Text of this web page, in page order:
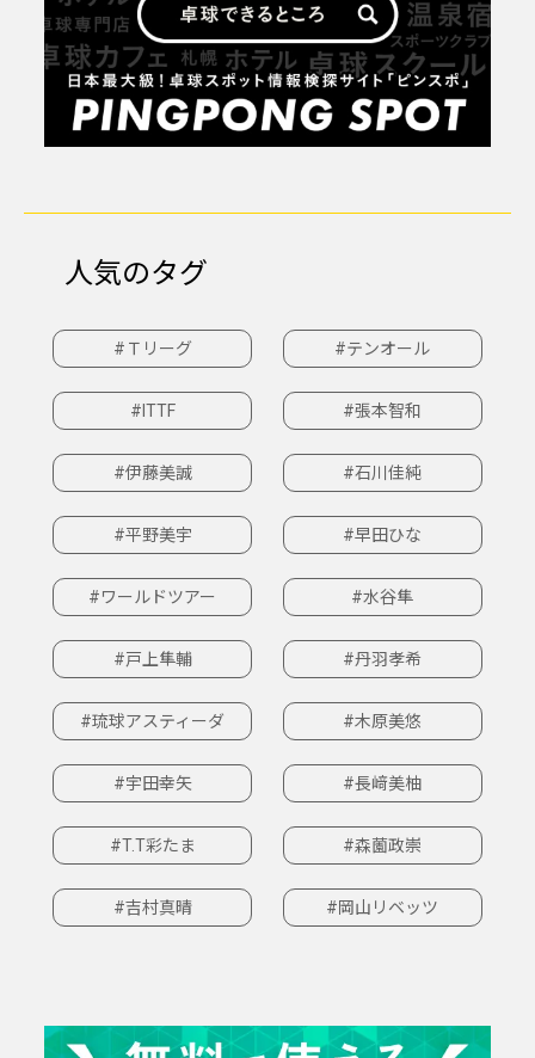
人気のタグ
#Ｔリーグ #テンオール
#ITTF #張本智和
#伊藤美誠 #石川佳純
#平野美宇 #早田ひな
#ワールドツアー #水谷隼
#戸上隼輔 #丹羽孝希
#琉球アスティーダ #木原美悠
#宇田幸矢 #長﨑美柚
#T.T彩たま #森薗政崇
#吉村真晴 #岡山リベッツ